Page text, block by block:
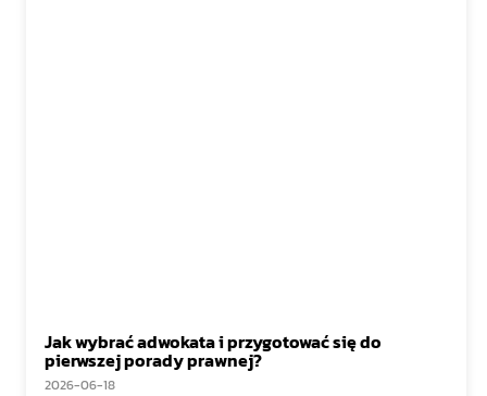
Jak wybrać adwokata i przygotować się do
pierwszej porady prawnej?
2026-06-18